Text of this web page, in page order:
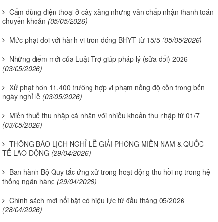
Cấm dùng điện thoại ở cây xăng nhưng vẫn chấp nhận thanh toán
chuyển khoản (05/05/2026)
Mức phạt đối với hành vi trốn đóng BHYT từ 15/5 (05/05/2026)
Những điểm mới của Luật Trợ giúp pháp lý (sửa đổi) 2026
(03/05/2026)
Xử phạt hơn 11.400 trường hợp vi phạm nồng độ cồn trong bốn
ngày nghỉ lễ (03/05/2026)
Miễn thuế thu nhập cá nhân với nhiều khoản thu nhập từ 01/7
(03/05/2026)
THÔNG BÁO LỊCH NGHỈ LỄ GIẢI PHÓNG MIỀN NAM & QUỐC
TẾ LAO ĐỘNG (29/04/2026)
Ban hành Bộ Quy tắc ứng xử trong hoạt động thu hồi nợ trong hệ
thống ngân hàng (29/04/2026)
Chính sách mới nổi bật có hiệu lực từ đầu tháng 05/2026
(28/04/2026)